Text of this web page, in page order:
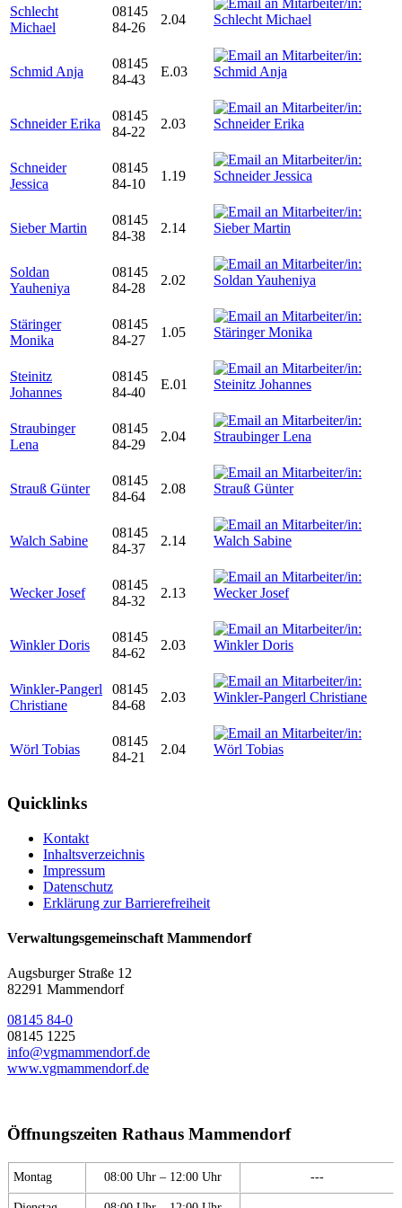
Schlecht
Michael
08145
84-26
2.04
Schmid Anja
08145
84-43
E.03
Schneider Erika
08145
84-22
2.03
Schneider
Jessica
08145
84-10
1.19
Sieber Martin
08145
84-38
2.14
Soldan
Yauheniya
08145
84-28
2.02
Stäringer
Monika
08145
84-27
1.05
Steinitz
Johannes
08145
84-40
E.01
Straubinger
Lena
08145
84-29
2.04
Strauß Günter
08145
84-64
2.08
Walch Sabine
08145
84-37
2.14
Wecker Josef
08145
84-32
2.13
Winkler Doris
08145
84-62
2.03
Winkler-Pangerl
Christiane
08145
84-68
2.03
Wörl Tobias
08145
84-21
2.04
Quicklinks
Kontakt
Inhaltsverzeichnis
Impressum
Datenschutz
Erklärung zur Barrierefreiheit
Verwaltungsgemeinschaft Mammendorf
Augsburger Straße 12
82291 Mammendorf
08145 84-0
08145 1225
info@vgmammendorf.de
www.vgmammendorf.de
Öffnungszeiten Rathaus Mammendorf
Montag 08:00 Uhr – 12:00 Uhr ---